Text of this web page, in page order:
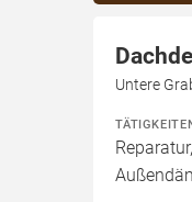
Untere